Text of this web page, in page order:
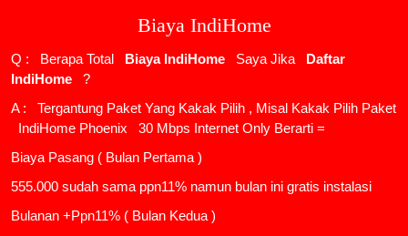
Biaya IndiHome
Q : Berapa Total Biaya IndiHome Saya Jika
Daftar
IndiHome
?
A : Tergantung Paket Yang Kakak Pilih , Misal Kakak Pilih Paket
IndiHome Phoenix
30 Mbps Internet Only Berarti =
Biaya Pasang ( Bulan Pertama )
555.000 sudah sama ppn11% namun bulan ini gratis instalasi
Bulanan +Ppn11% ( Bulan Kedua )